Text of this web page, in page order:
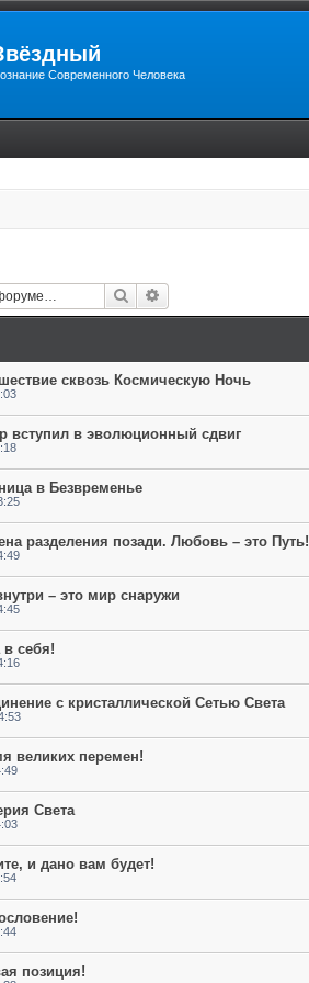
Современного Человека
Поиск
сквозь Космическую Ночь
вступил в эволюционный сдвиг
в Безвременье
разделения позади. Любовь – это Путь!
– это мир снаружи
себя!
с кристаллической Сетью Света
великих перемен!
Света
и дано вам будет!
позиция!